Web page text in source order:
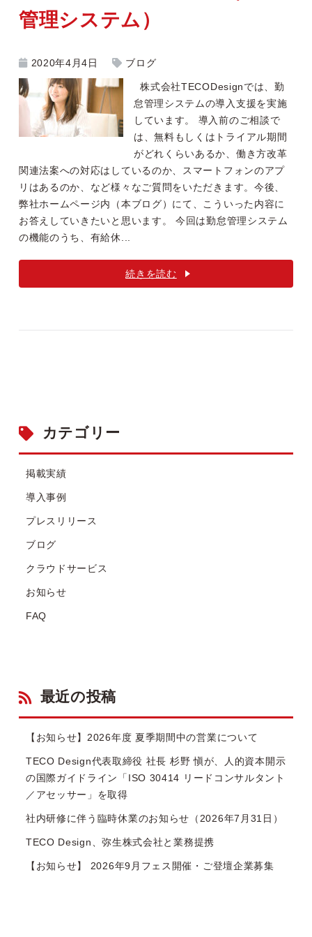
管理システム）
2020年4月4日 ブログ
株式会社TECODesignでは、勤
怠管理システムの導入支援を実施
しています。 導入前のご相談で
は、無料もしくはトライアル期間
がどれくらいあるか、働き方改革
関連法案への対応はしているのか、スマートフォンのアプ
リはあるのか、など様々なご質問をいただきます。今後、
弊社ホームページ内（本ブログ）にて、こういった内容に
お答えしていきたいと思います。 今回は勤怠管理システム
の機能のうち、有給休...
続きを読む
カテゴリー
掲載実績
導入事例
プレスリリース
ブログ
クラウドサービス
お知らせ
FAQ
最近の投稿
【お知らせ】2026年度 夏季期間中の営業について
TECO Design代表取締役 社長 杉野 愼が、人的資本開示
の国際ガイドライン「ISO 30414 リードコンサルタント
／アセッサー」を取得
社内研修に伴う臨時休業のお知らせ（2026年7月31日）
TECO Design、弥生株式会社と業務提携
【お知らせ】 2026年9月フェス開催・ご登壇企業募集